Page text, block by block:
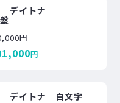
デイトナ
円
円
デイトナ 白文字